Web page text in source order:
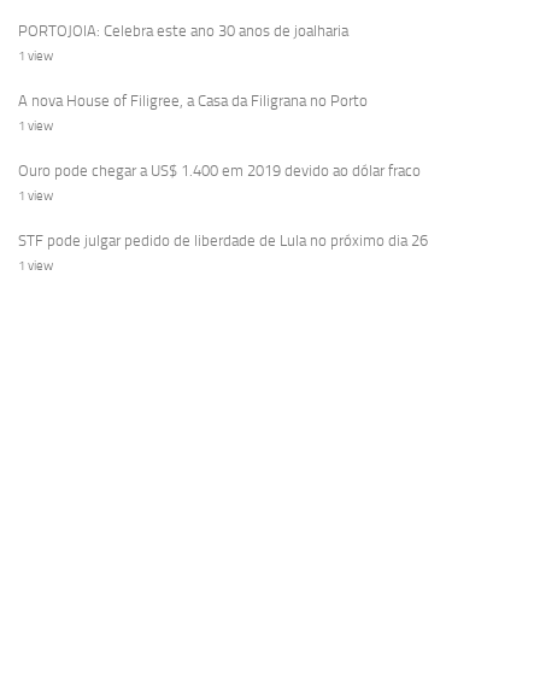
PORTOJOIA: Celebra este ano 30 anos de joalharia
1 view
A nova House of Filigree, a Casa da Filigrana no Porto
1 view
Ouro pode chegar a US$ 1.400 em 2019 devido ao dólar fraco
1 view
STF pode julgar pedido de liberdade de Lula no próximo dia 26
1 view